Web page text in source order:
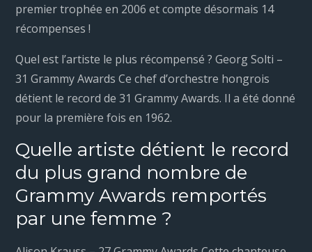
premier trophée en 2006 et compte désormais 14
récompenses !
Quel est l’artiste le plus récompensé ? Georg Solti –
31 Grammy Awards Ce chef d’orchestre hongrois
détient le record de 31 Grammy Awards. Il a été donné
pour la première fois en 1962.
Quelle artiste détient le record
du plus grand nombre de
Grammy Awards remportés
par une femme ?